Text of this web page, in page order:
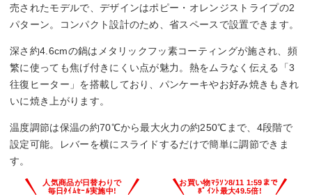
売されたモデルで、デザインはポピー・オレンジストライプの2
パターン。コンパクト設計のため、省スペースで設置できます。
深さ約4.6cmの鍋はメタリックフッ素コーティングが施され、頻
繁に使っても焦げ付きにくい点が魅力。熱をムラなく伝える「3
往復ヒーター」を搭載しており、パンケーキやお好み焼きもきれ
いに焼き上がります。
温度調節は保温の約70℃から最大火力の約250℃まで、4段階で
設定可能。レバーを横にスライドするだけで簡単に調節できま
す。